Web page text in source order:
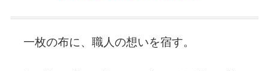
一枚の布に、職人の想いを宿す。